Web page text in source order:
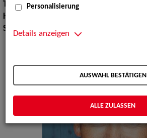
Taille:
95
Hüfte:
Schuhgröße:
45
Personalisierung
Details anzeigen
AUSWAHL BESTÄTIGEN
ALLE ZULASSEN